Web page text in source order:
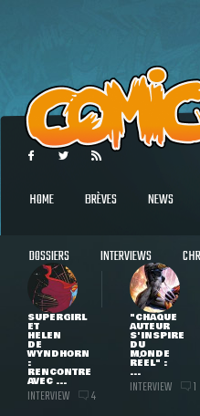
HOME BRÈVES NEWS
DOSSIERS INTERVIEWS
SUPERGIRL
ET
HELEN
DE
WYNDHORN
:
RENCONTRE
AVEC ...
INTERVIEW 4
"CHAQUE
AUTEUR
S'INSPIRE
DU
MONDE
RÉEL" :
...
INTERVIEW 1